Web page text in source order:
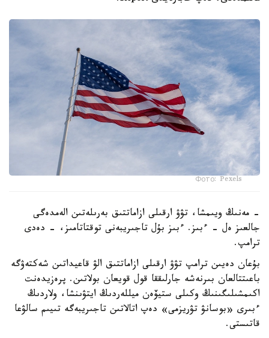
Фото: Pexels
- مەنىڭ ويىمشا، تۋۋ ارقىلى ازاماتتىق بەرىلەتىن الەمدەگى
جالعىز ەل - ءبىز. ءبىز بۇل تاجىريبەنى توقتاتامىز، - دەدى
ترامپ.
بۇعان دەيىن ترامپ تۋۋ ارقىلى ازاماتتىق الۋ قاعيداتىن شەكتەۋگە
باعىتتالعان بىرنەشە جارلىققا قول قويعان بولاتىن. پرەزيدەنت
اكىمشىلىگىنىڭ وكىلى ستيۆەن ميللەردىڭ ايتۋىنشا، ولاردىڭ
ءبىرى «بوسانۋ تۋريزمى» دەپ اتالاتىن تاجىريبەگە تىيىم سالۋعا
قاتىستى.